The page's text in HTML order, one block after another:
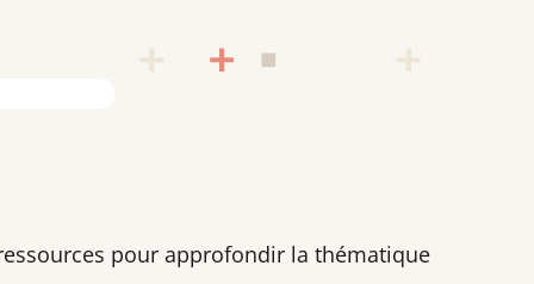
pour approfondir la thématique